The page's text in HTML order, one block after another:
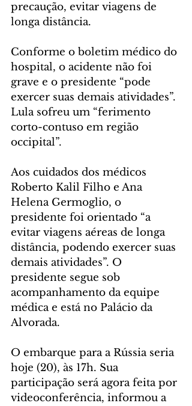
precaução, evitar viagens de
longa distância.
Conforme o boletim médico do
hospital, o acidente não foi
grave e o presidente “pode
exercer suas demais atividades”.
Lula sofreu um “ferimento
corto-contuso em região
occipital”.
Aos cuidados dos médicos
Roberto Kalil Filho e Ana
Helena Germoglio, o
presidente foi orientado “a
evitar viagens aéreas de longa
distância, podendo exercer suas
demais atividades”. O
presidente segue sob
acompanhamento da equipe
médica e está no Palácio da
Alvorada.
O embarque para a Rússia seria
hoje (20), às 17h. Sua
participação será agora feita por
videoconferência, informou a